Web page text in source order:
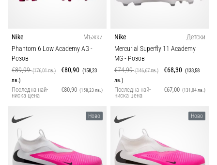
Nike
Мъжки
Phantom 6 Low Academy AG-
Розов
€89,99(176,01 лв.) €80,90 (158,23
лв.)
Последна най-
ниска цена
€80,90 (158,23 лв.)
Nike
Детски
Mercurial Superfly 11 Academy
MG- Розов
€74,99(146,67 лв.) €68,30 (133,58
лв.)
Последна най-
ниска цена
€67,00 (131,04 лв.)
Ново Ново